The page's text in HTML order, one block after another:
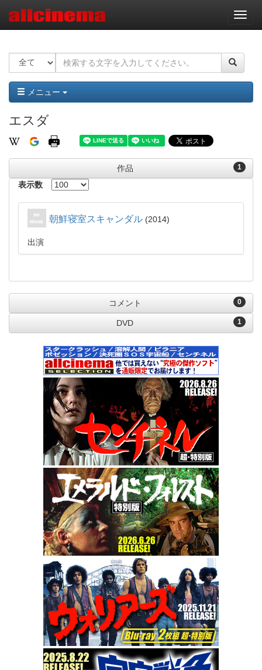
ナ
ビ
ー
ョ
ン
メニュー
エスダ
1
作品
表示数
朝鮮寝室スキャンダル 2014
出演
0
コメント
1
DVD